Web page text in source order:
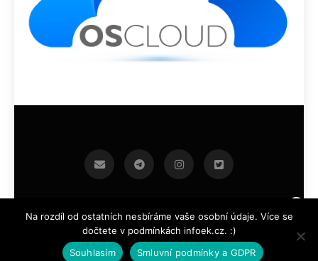
infoek.cz 2026.Developed By BlazeThemes .
Na rozdíl od ostatních nesbíráme vaše osobní údaje. Více se
dočtete v podmínkách infoek.cz. :)
Souhlasím
Smluvní podmínky a GDPR